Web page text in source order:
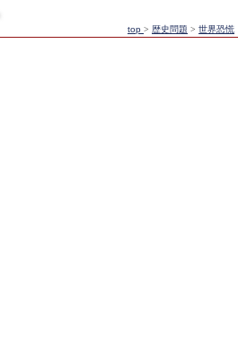
top > 歴史問題 > 世界恐慌